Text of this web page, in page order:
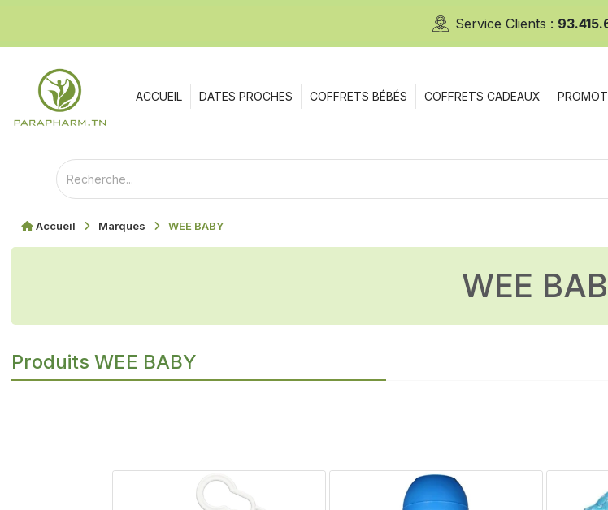
Service Clients :
ACCUEIL DATES PROCHES COFFRETS BÉBÉS COFFRETS CADEAUX
Accueil Marques WEE BABY
WEE
Produits WEE BABY